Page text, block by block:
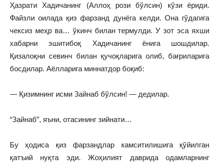
Ҳазрати Хадичанинг (Аллоҳ рози бўлсин) кўзи ёриди.
Файзли оилада қиз фарзанд дунёга келди. Она гўдагига
чексиз меҳр ва… ўкинч билан термулди. У зот эса яхши
хабарни эшитибоқ Хадичанинг ёнига шошдилар.
Қизалоқни севинч билан қучоқларига олиб, бағриларига
босдилар. Аёлларига миннатдор боқиб:
— Қизимнинг исми Зайнаб бўлсин! — дедилар.
“Зайнаб”, яъни, отасининг зийнати…
Бу ҳодиса қиз фарзандлар камситилишига қўйилган
қатъий нуқта эди. Жоҳилият даврида одамларнинг